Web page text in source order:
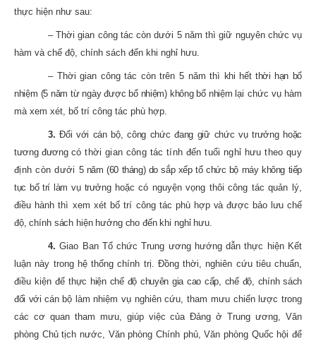
thực hiện như sau:
– Thời gian công tác còn dưới 5 năm thì giữ nguyên chức vụ
hàm và chế độ, chính sách đến khi nghỉ hưu.
– Thời gian công tác còn trên 5 năm thì khi hết thời hạn bổ
nhiệm (5 năm từ ngày được bổ nhiệm) không bổ nhiệm lại chức vụ hàm
mà xem xét, bố trí công tác phù hợp.
3. Đối với cán bộ, công chức đang giữ chức vụ trưởng hoặc
tương đươngcó thời gian công tác tính đến tuổi nghỉ hưu theo quy
định còn dưới 5 năm (60 tháng) do sắp xếp tổ chức bộ máy không tiếp
tục bố trí làm vụ trưởnghoặc có nguyện vọng thôi công tác quản lý,
điều hành thì xem xét bố trí công tácphù hợp và được bảo lưu chế
độ, chính sách hiện hưởng cho đến khi nghỉ hưu.
4. Giao Ban Tổ chức Trung ương hướng dẫn thực hiện Kết
luận này trong hệ thống chính trị. Đồng thời, nghiên cứu tiêu chuẩn,
điều kiện đểthực hiện chế độ chuyên gia cao cấp, chế độ, chính sách
đối với cán bộ làm nhiệm vụ nghiên cứu, tham mưu chiến lược trong
các cơ quan tham mưu, giúp việc của Đảng ở Trung ương, Văn
phòng Chủ tịch nước, Văn phòng Chính phủ, Văn phòng Quốc hội để